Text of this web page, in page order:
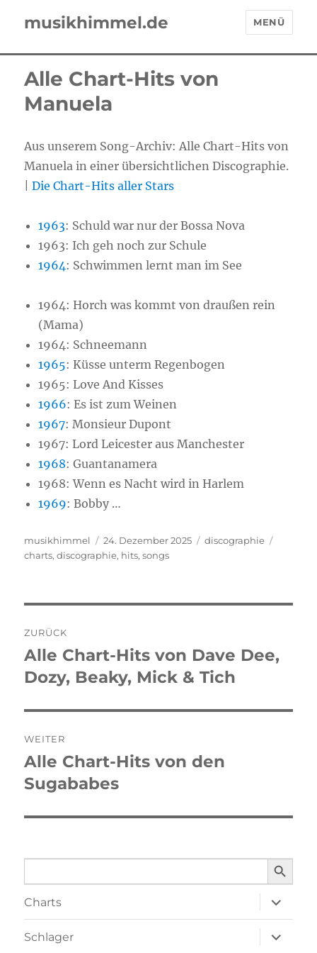
musikhimmel.de MENÜ
Alle Chart-Hits von
Manuela
Aus unserem Song-Archiv: Alle Chart-Hits von
Manuela in einer übersichtlichen Discographie.
|Die Chart-Hits aller Stars
1963: Schuld war nur der Bossa Nova
1963: Ich geh noch zur Schule
1964: Schwimmen lernt man im See
1964:Horch was kommt von draußen rein
(Mama)
1964: Schneemann
1965:Küsse unterm Regenbogen
1965:Love And Kisses
1966:Es ist zum Weinen
1967:Monsieur Dupont
1967:Lord Leicester aus Manchester
1968:Guantanamera
1968:Wenn es Nacht wird in Harlem
1969:Bobby …
Autor
musikhimmel
Veröffentlicht
am
24. Dezember 2025 Kategorien
discographie
charts,discographie, hits,songs
ZURÜCK
Vorheriger
Beitrag:
Alle Chart-Hits von Dave Dee,
Dozy, Beaky, Mick & Tich
WEITER
Nächster
Beitrag:
Alle Chart-Hits von den
Sugababes
Search
SEARCH
Charts
öffnen
Schlager
öffnen